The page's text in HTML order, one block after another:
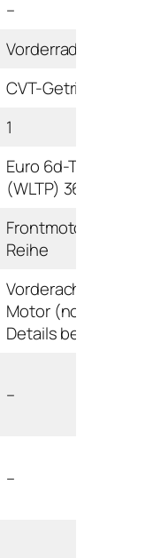
–
Vorderrad
CVT-Getriebe
1
Euro 6d-TEMP
(WLTP) 36AG-AI
Frontmotor /
Reihe
Vorderachse / E-
Motor (noch keine
Details bekannt)
–
–